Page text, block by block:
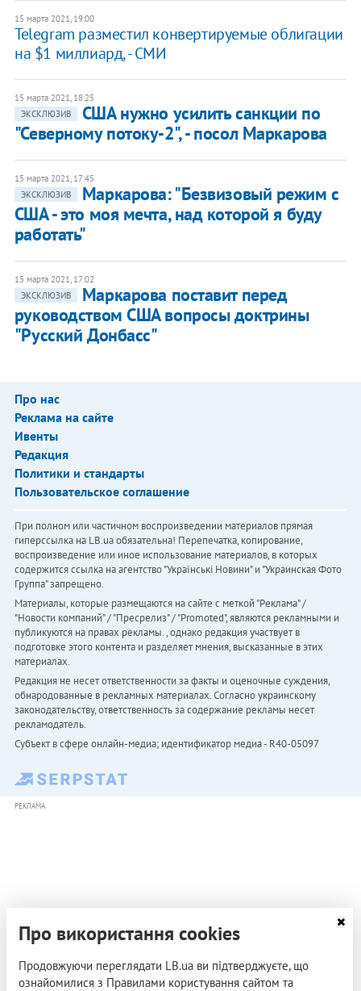
15 марта 2021, 19:00
Telegram разместил конвертируемые облигации
на $1 миллиард, - СМИ
15 марта 2021, 18:25
ЭКСКЛЮЗИВ
США нужно усилить санкции по
"Северному потоку-2", - посол Маркарова
15 марта 2021, 17:45
ЭКСКЛЮЗИВ
Маркарова: "Безвизовый режим с
США - это моя мечта, над которой я буду
работать"
15 марта 2021, 17:02
ЭКСКЛЮЗИВ
Маркарова поставит перед
руководством США вопросы доктрины
"Русский Донбасс"
Про нас
Реклама на сайте
Ивенты
Редакция
Политики и стандарты
Пользовательское соглашение
При полном или частичном воспроизведении материалов прямая
гиперссылка на LB.ua обязательна! Перепечатка, копирование,
воспроизведение или иное использование материалов, в которых
содержится ссылка на агентство "Українськi Новини" и "Украинская Фото
Группа" запрещено.
Материалы, которые размещаются на сайте с меткой "Реклама" /
"Новости компаний" / "Пресрелиз" / "Promoted", являются рекламными и
публикуются на правах рекламы. , однако редакция участвует в
подготовке этого контента и разделяет мнения, высказанные в этих
материалах.
Редакция не несет ответственности за факты и оценочные суждения,
обнародованные в рекламных материалах. Согласно украинскому
законодательству, ответственность за содержание рекламы несет
рекламодатель.
Субъект в сфере онлайн-медиа; идентификатор медиа - R40-05097
РЕКЛАМА
Про використання cookies
Продовжуючи переглядати LB.ua ви підтверджуєте, що
ознайомилися з Правилами користування сайтом та